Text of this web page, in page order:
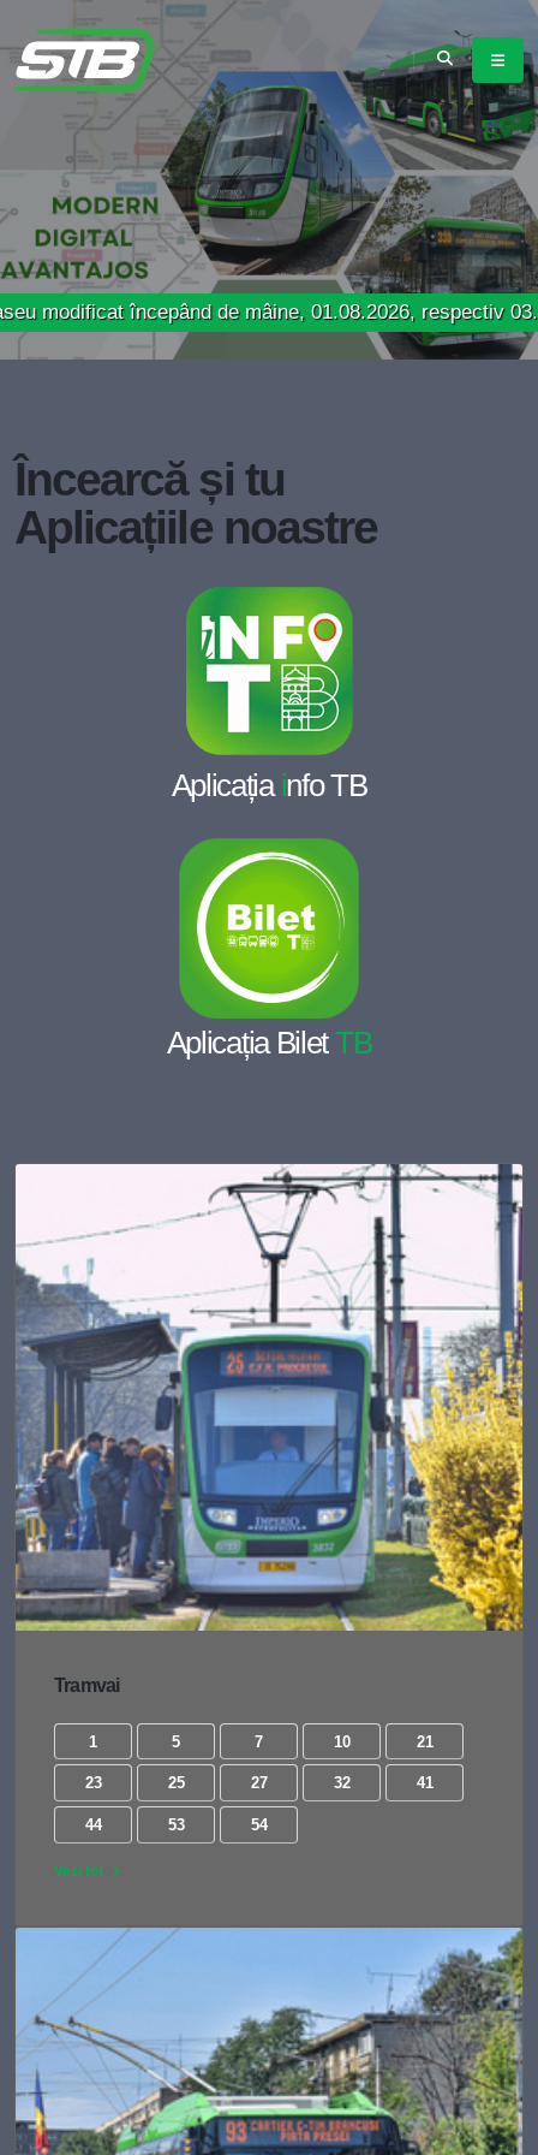
începând de mâine, 01.08.2026, respectiv 03.08.2026
Încearcă și tu
Aplicațiile noastre
Aplicația info TB
Aplicația BiletTB
Tramvai
1 5 7 10 21
23 25 27 32 41
44 53 54
Vezi tot